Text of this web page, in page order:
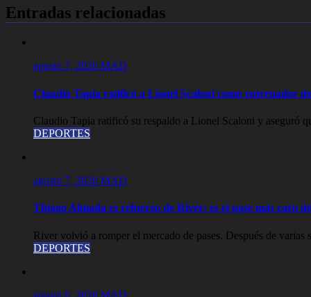
entradas
Entradas relacionadas
agosto 7, 2026 MAD
Claudio Tapia ratificó a Lionel Scaloni como entrenador
Claudio Tapia ratificó su respaldo a Lionel Scaloni y aseguró
DEPORTES
agosto 7, 2026 MAD
Thiago Almada es refuerzo de River: es el pase más caro
River volvió a romper el mercado de pases. Después de varias
DEPORTES